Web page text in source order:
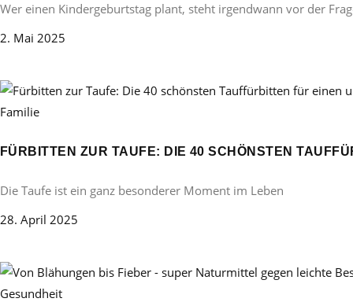
Wer einen Kindergeburtstag plant, steht irgendwann vor der
2. Mai 2025
Familie
FÜRBITTEN ZUR TAUFE: DIE 40 SCHÖNSTEN
Die Taufe ist ein ganz besonderer Moment im Leben
28. April 2025
Gesundheit